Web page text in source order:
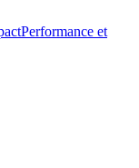
Performance et